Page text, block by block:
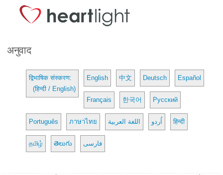
अनुवाद
द्विभाषिक संस्करण:
(हिन्दी / English)
English 中文 Deutsch Español
Français 한국어 Русский
Português ภาษาไทย اللغة العربية اُردو हिन्दी
தமிழ் తెలుగు فارسی